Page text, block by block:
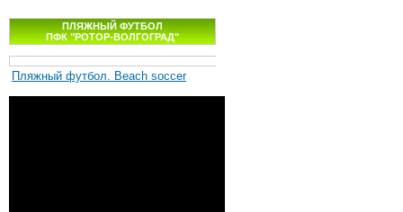
ПЛЯЖНЫЙ ФУТБОЛ
ПФК "РОТОР-ВОЛГОГРАД"
Пляжный футбол. Beach soccer